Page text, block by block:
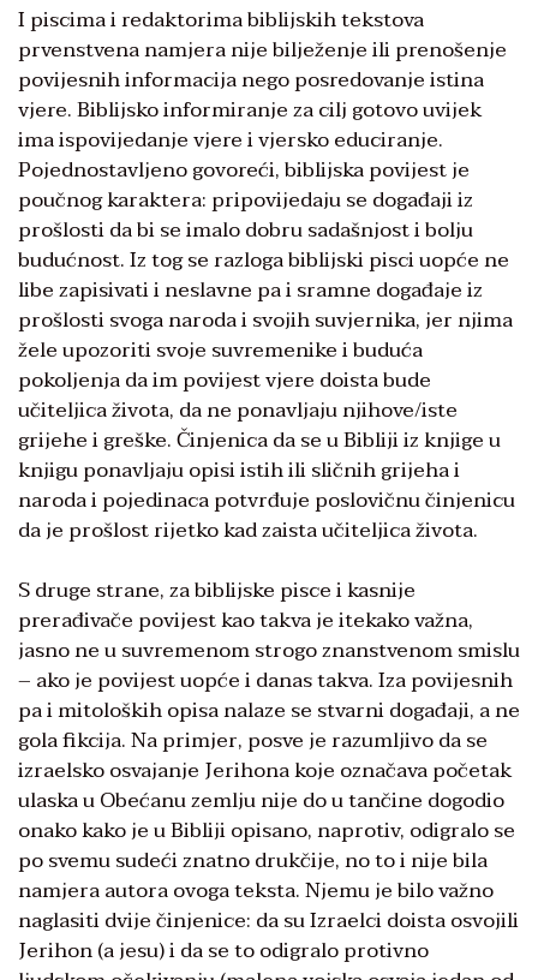
I piscima i redaktorima biblijskih tekstova
prvenstvena namjera nije bilježenje ili prenošenje
povijesnih informacija nego posredovanje istina
vjere. Biblijsko informiranje za cilj gotovo uvijek
ima ispovijedanje vjere i vjersko educiranje.
Pojednostavljeno govoreći, biblijska povijest je
poučnog karaktera: pripovijedaju se događaji iz
prošlosti da bi se imalo dobru sadašnjost i bolju
budućnost. Iz tog se razloga biblijski pisci uopće ne
libe zapisivati i neslavne pa i sramne događaje iz
prošlosti svoga naroda i svojih suvjernika, jer njima
žele upozoriti svoje suvremenike i buduća
pokoljenja da im povijest vjere doista bude
učiteljica života, da ne ponavljaju njihove/iste
grijehe i greške. Činjenica da se u Bibliji iz knjige u
knjigu ponavljaju opisi istih ili sličnih grijeha i
naroda i pojedinaca potvrđuje poslovičnu činjenicu
da je prošlost rijetko kad zaista učiteljica života.
S druge strane, za biblijske pisce i kasnije
prerađivače povijest kao takva je itekako važna,
jasno ne u suvremenom strogo znanstvenom smislu
– ako je povijest uopće i danas takva. Iza povijesnih
pa i mitoloških opisa nalaze se stvarni događaji, a ne
gola fikcija. Na primjer, posve je razumljivo da se
izraelsko osvajanje Jerihona koje označava početak
ulaska u Obećanu zemlju nije do u tančine dogodio
onako kako je u Bibliji opisano, naprotiv, odigralo se
po svemu sudeći znatno drukčije, no to i nije bila
namjera autora ovoga teksta. Njemu je bilo važno
naglasiti dvije činjenice: da su Izraelci doista osvojili
Jerihon (a jesu) i da se to odigralo protivno